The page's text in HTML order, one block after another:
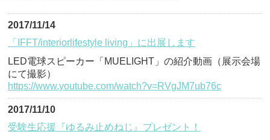
2017/11/14
「IFFT/interiorlifestyle living」に出展します
LED電球スピーカー「MUELIGHT」の紹介動画（展示会場
にて撮影）
https://www.youtube.com/watch?v=RVgJM7ub76c
2017/11/10
受験生応援『ゆるみ止めねじ』プレゼント！